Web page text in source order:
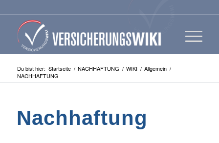
Du bist hier: Startseite / NACHHAFTUNG / WIKI / Allgemein /
NACHHAFTUNG
Nachhaftung